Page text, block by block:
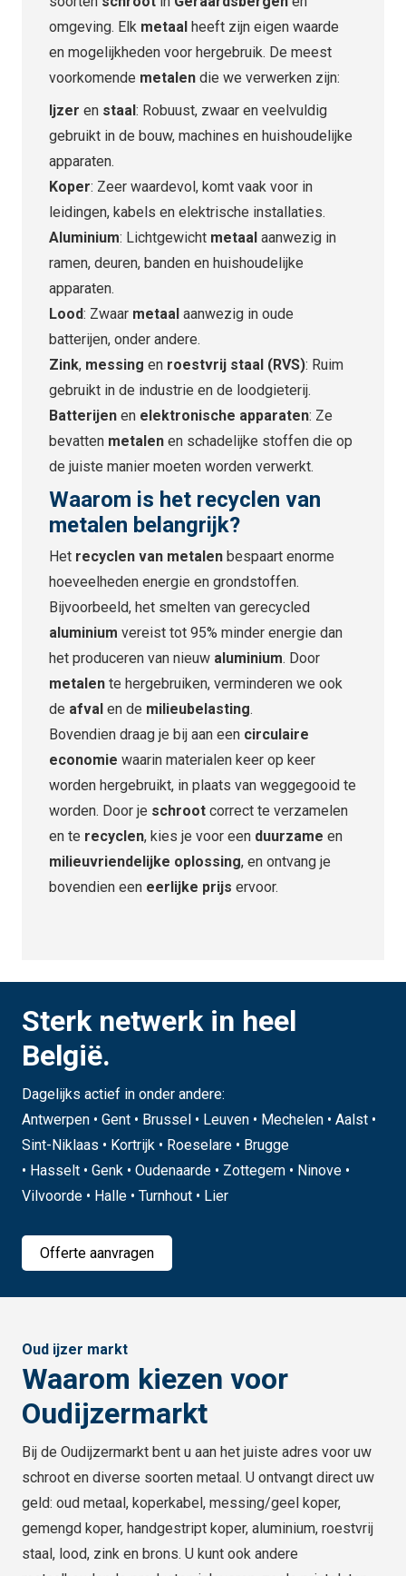
omgeving. Elk metaal heeft zijn eigen waarde
en mogelijkheden voor hergebruik. De meest
voorkomende metalen die we verwerken zijn:
Ijzer en staal : Robuust, zwaar en veelvuldig
gebruikt in de bouw, machines en huishoudelijke
apparaten.
Koper: Zeer waardevol, komt vaak voor in
leidingen, kabels en elektrische installaties.
Aluminium: Lichtgewicht metaal aanwezig in
ramen, deuren, banden en huishoudelijke
apparaten.
Lood: Zwaar metaal aanwezig in oude
batterijen, onder andere.
Zink, messing en roestvrij staal (RVS): Ruim
gebruikt in de industrie en de loodgieterij.
Batterijen en elektronische apparaten: Ze
bevatten metalen en schadelijke stoffen die op
de juiste manier moeten worden verwerkt.
Waarom is het recyclen van
metalen belangrijk?
Het recyclen van metalen bespaart enorme
hoeveelheden energie en grondstoffen.
Bijvoorbeeld, het smelten van gerecycled
aluminium vereist tot 95% minder energie dan
het produceren van nieuw aluminium. Door
metalen te hergebruiken, verminderen we ook
de afval en de milieubelasting.
Bovendien draag je bij aan een circulaire
economie waarin materialen keer op keer
worden hergebruikt, in plaats van weggegooid te
worden. Door je schroot correct te verzamelen
en te recyclen, kies je voor een duurzame en
milieuvriendelijke oplossing, en ontvang je
bovendien een eerlijke prijs ervoor.
Sterk netwerk in heel
België.
Dagelijks actief in onder andere:
Antwerpen • Gent • Brussel • Leuven • Mechelen • Aalst •
Sint-Niklaas • Kortrijk • Roeselare • Brugge
• Hasselt • Genk • Oudenaarde • Zottegem • Ninove •
Vilvoorde • Halle • Turnhout • Lier
Offerte aanvragen
Oud ijzer markt
Waarom kiezen voor
Oudijzermarkt
Bij de Oudijzermarkt bent u aan het juiste adres voor uw
schroot en diverse soorten metaal. U ontvangt direct uw
geld: oud metaal, koperkabel, messing/geel koper,
gemengd koper, handgestript koper, aluminium, roestvrij
staal, lood, zink en brons. U kunt ook andere